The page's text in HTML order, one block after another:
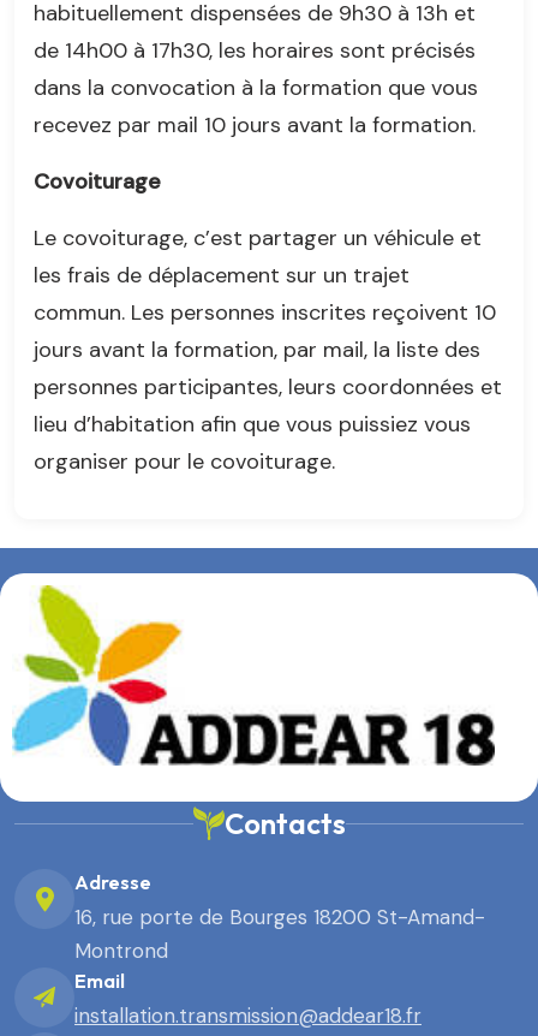
habituellement dispensées de 9h30 à 13h et
de 14h00 à 17h30, les horaires sont précisés
dans la convocation à la formation que vous
recevez par mail 10 jours avant la formation.
Covoiturage
Le covoiturage, c’est partager un véhicule et
les frais de déplacement sur un trajet
commun. Les personnes inscrites reçoivent 10
jours avant la formation, par mail, la liste des
personnes participantes, leurs coordonnées et
lieu d’habitation afin que vous puissiez vous
organiser pour le covoiturage.
Contacts
Adresse
16, rue porte de Bourges 18200 St-Amand-
Montrond
Email
installation.transmission@addear18.fr